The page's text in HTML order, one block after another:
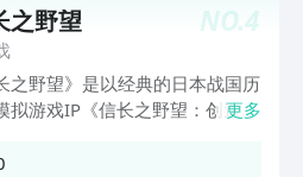
NO.4
之野望
之野望》是以经典的日本战国历
拟游戏IP《信长之野望：创造》
，沿袭IP在真实性、动态性和戏
更多